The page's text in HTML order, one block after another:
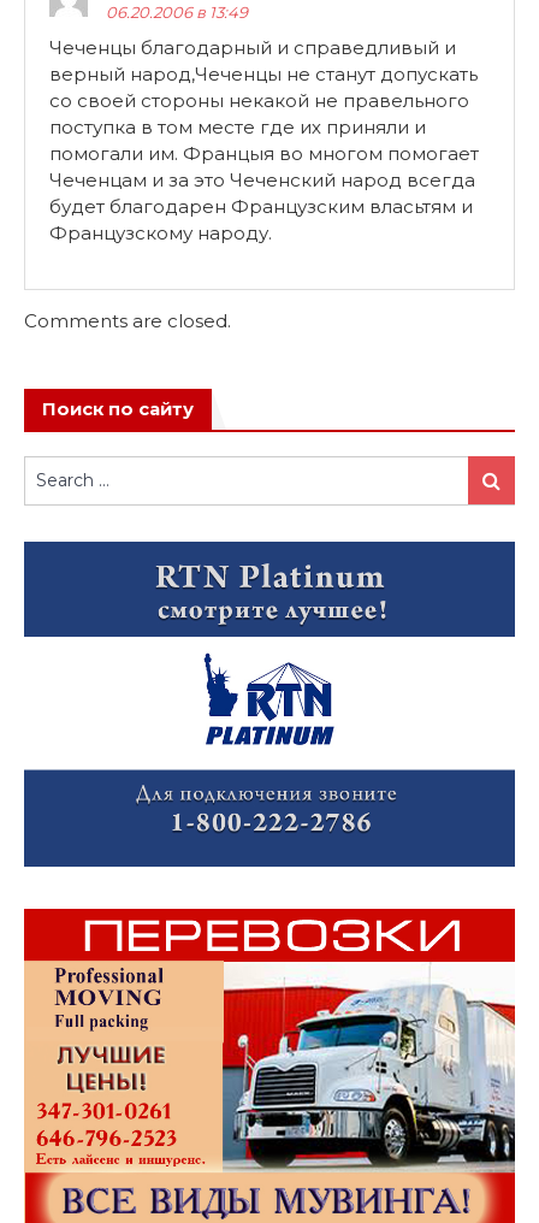
06.20.2006 в 13:49
Чеченцы благодарный и справедливый и
верный народ,Чеченцы не станут допускать
со своей стороны некакой не правельного
поступка в том месте где их приняли и
помогали им. Францыя во многом помогает
Чеченцам и за это Чеченский народ всегда
будет благодарен Французским власьтям и
Французскому народу.
Comments are closed.
Поиск по сайту
Search
for:
Search